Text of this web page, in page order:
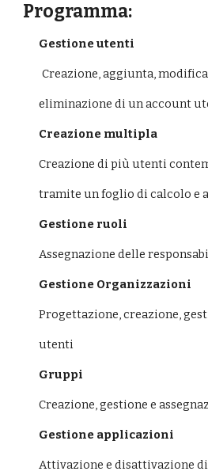
Programma:
Gestione utenti
Creazione, aggiunta,
eliminazione di un account
Creazione multipla
Creazione di più utenti
tramite un foglio di calcolo e
Gestione ruoli
Assegnazione delle
Gestione Organizzazioni
Progettazione, creazione,
utenti
Gruppi
Creazione, gestione e
Gestione applicazioni
Attivazione e disattivazione